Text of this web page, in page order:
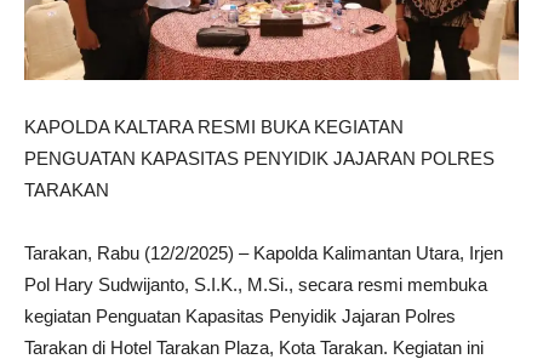
KAPOLDA KALTARA RESMI BUKA KEGIATAN
PENGUATAN KAPASITAS PENYIDIK JAJARAN POLRES
TARAKAN
Tarakan, Rabu (12/2/2025) – Kapolda Kalimantan Utara, Irjen
Pol Hary Sudwijanto, S.I.K., M.Si., secara resmi membuka
kegiatan Penguatan Kapasitas Penyidik Jajaran Polres
Tarakan di Hotel Tarakan Plaza, Kota Tarakan. Kegiatan ini